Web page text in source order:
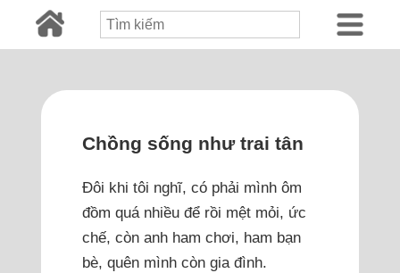
Chồng sống như trai tân
Đôi khi tôi nghĩ, có phải mình ôm
đồm quá nhiều để rồi mệt mỏi, ức
chế, còn anh ham chơi, ham bạn
bè, quên mình còn gia đình.